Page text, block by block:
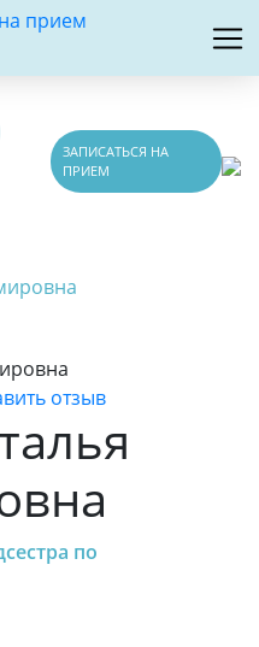
ЗАПИСАТЬСЯ НА
ПРИЕМ
прием
отзыв
по